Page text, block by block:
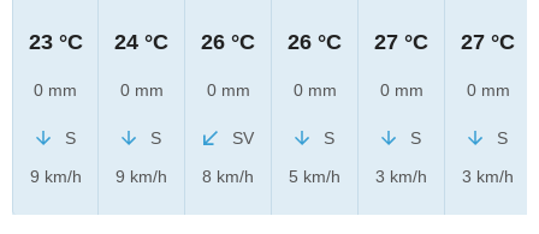
23 °C
0 mm
S
9 km/h
24 °C
0 mm
S
9 km/h
26 °C
0 mm
SV
8 km/h
26 °C
0 mm
S
5 km/h
27 °C
0 mm
S
3 km/h
27 °C
0 mm
S
3 km/h